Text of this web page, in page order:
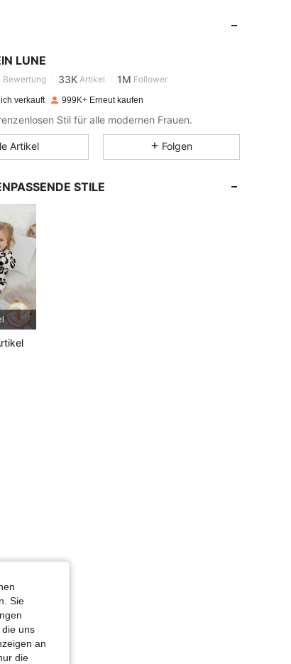
LUNE
Bewertung 33K Artikel 1M Follower
33K 1M
33K 1M
verkauft 999K+ Erneut kaufen
Stil für alle modernen Frauen.
Artikel Folgen
STILE
Sie
uns
an
die